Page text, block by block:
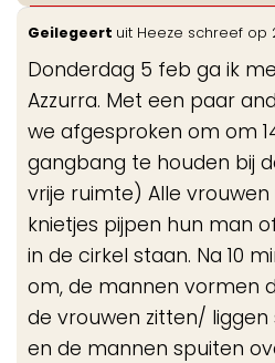
Geilegeert uit Heeze schreef op
Donderdag 5 feb ga ik
Azzurra. Met een paar
we afgesproken om om
gangbang te houden bij
vrije ruimte) Alle
knietjes pijpen hun man
in de cirkel staan. Na 10
om, de mannen vormen
de vrouwen zitten/
en de mannen spuiten